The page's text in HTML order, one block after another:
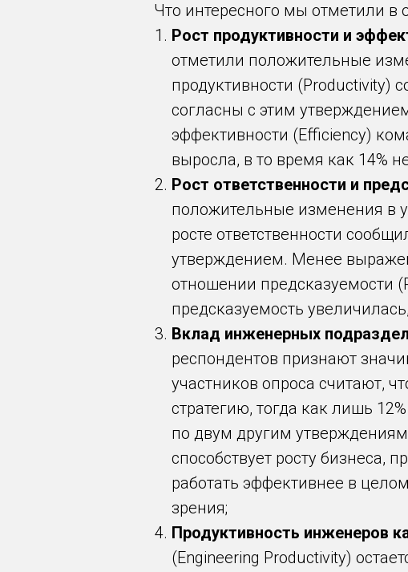
Что интересного мы отметили в
Рост продуктивности и
отметили положительные
продуктивности (Productivity)
согласны с этим
эффективности (Efficiency)
выросла, в то время как 14%
Рост ответственности и
положительные изменения в
росте ответственности
утверждением. Менее
отношении предсказуемости
предсказуемость
Вклад инженерных
респондентов признают
участников опроса считают,
стратегию, тогда как лишь
по двум другим
способствует росту бизнеса,
работать эффективнее в
зрения;
Продуктивность инженеров
(Engineering Productivity)